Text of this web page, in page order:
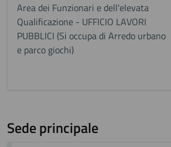
Area dei Funzionari e dell'elevata
Qualificazione - UFFICIO LAVORI
PUBBLICI (Si occupa di Arredo urbano
e parco giochi)
Sede principale